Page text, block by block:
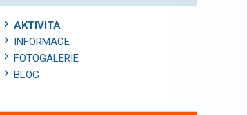
AKTIVITA
INFORMACE
FOTOGALERIE
BLOG